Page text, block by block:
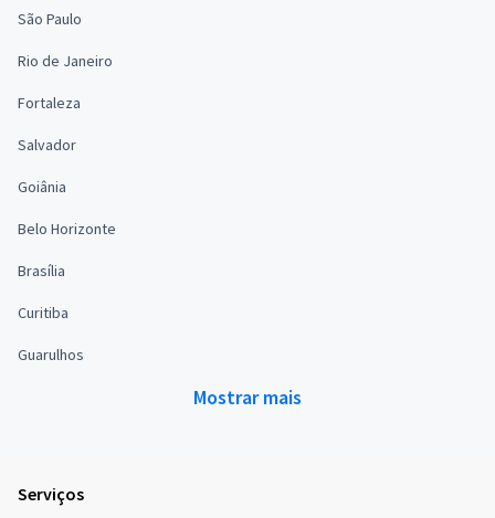
São Paulo
Rio de Janeiro
Fortaleza
Salvador
Goiânia
Belo Horizonte
Brasília
Curitiba
Guarulhos
Mostrar mais
Serviços